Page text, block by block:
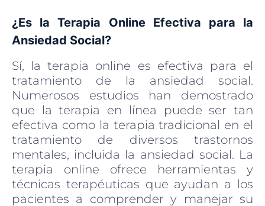
¿Es la Terapia Online Efectiva para la
Ansiedad Social?
Sí, la terapia online es efectiva para el
tratamiento de la ansiedad social.
Numerosos estudios han demostrado
que la terapia en línea puede ser tan
efectiva como la terapia tradicional en el
tratamiento de diversos trastornos
mentales, incluida la ansiedad social. La
terapia online ofrece herramientas y
técnicas terapéuticas que ayudan a los
pacientes a comprender y manejar su